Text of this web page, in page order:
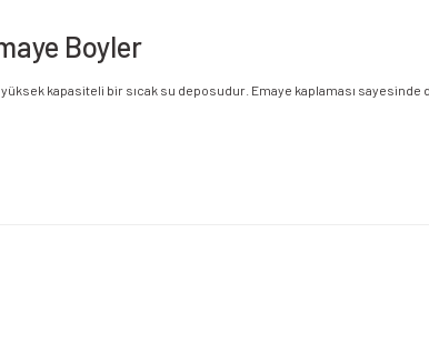
Boyler
kapasiteli bir sıcak su deposudur. Emaye kaplaması sayesinde